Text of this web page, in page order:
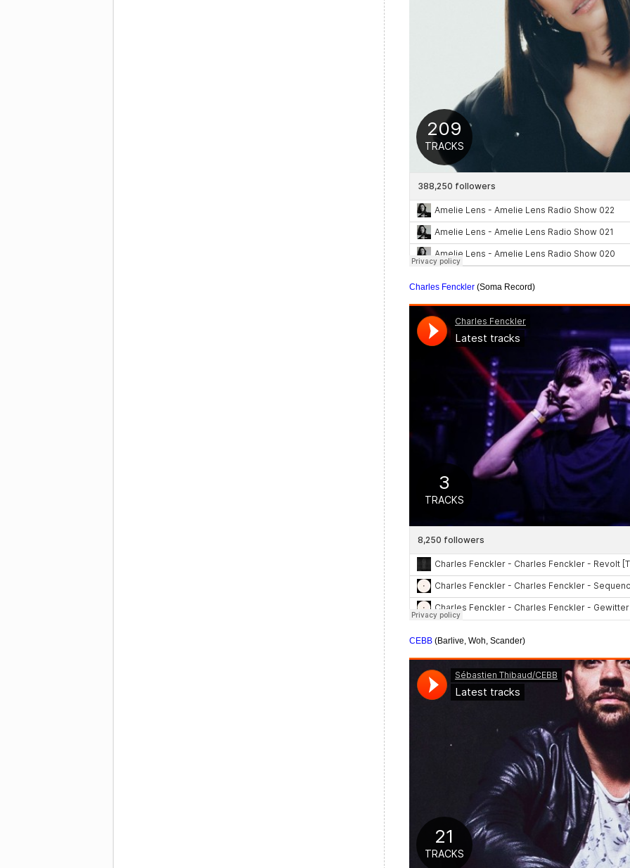
Charles Fenckler (Soma Record)
CEBB (Barlive, Woh, Scander)